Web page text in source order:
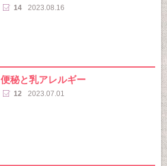
14 2023.08.16
便秘と乳アレルギー
12 2023.07.01